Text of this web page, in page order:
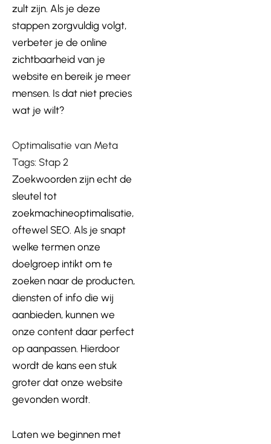
zult zijn. Als je deze
stappen zorgvuldig volgt,
verbeter je de online
zichtbaarheid van je
website en bereik je meer
mensen. Is dat niet precies
wat je wilt?
Optimalisatie van Meta
Tags: Stap 2
Zoekwoorden zijn echt de
sleutel tot
zoekmachineoptimalisatie,
oftewel SEO. Als je snapt
welke termen onze
doelgroep intikt om te
zoeken naar de producten,
diensten of info die wij
aanbieden, kunnen we
onze content daar perfect
op aanpassen. Hierdoor
wordt de kans een stuk
groter dat onze website
gevonden wordt.
Laten we beginnen met